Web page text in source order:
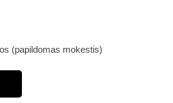
(papildomas mokestis)